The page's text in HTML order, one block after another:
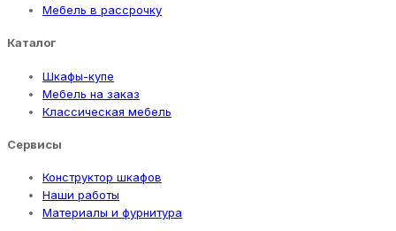
Мебель в рассрочку
Каталог
Шкафы-купе
Мебель на заказ
Классическая мебель
Сервисы
Конструктор шкафов
Наши работы
Материалы и фурнитура